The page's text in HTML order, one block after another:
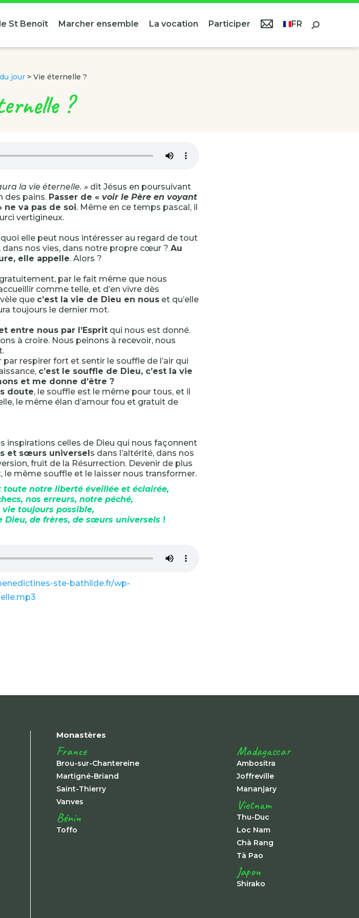
St Benoît Marcher ensemble La vocation Participer FR
jour> Vie éternelle ?
?
la vie éternelle. » dit Jésus en poursuivant
des pains. Passer de « voir le Père en voyant
ne va pas de soi. Même en ce temps pascal, il
vertigineux.
elle peut nous intéresser au regard de tout
nos vies, dans notre propre cœur ? Au
elle appelle. Alors ?
par le fait même que nous
comme telle, et d’en vivre dès
que c’est la vie de Dieu en nous et qu’elle
toujours le dernier mot.
entre nous par l’Esprit qui nous est donné.
à croire. Nous peinons à recevoir, nous
respirer fort et sentir le souffle de l’air qui
c’est le souffle de Dieu, c’est la vie
et me donne d’être ?
doute, le souffle est le même pour tous, et il
le même élan d’amour fou et gratuit de
inspirations celles de Dieu qui nous façonnent
et sœurs universels dans l’altérité, dans nos
fruit de la Résurrection. Devenir de plus
le même souffle et le laisser nous transformer.
toute notre liberté éveillée et éclairée,
nos erreurs, notre péché,
toujours possible,
Dieu, de frères, de sœurs universels !
ste-bathilde.fr/wp-
Monastères
France
Brou-sur-Chantereine
Martigné-Briand
Saint-Thierry
Vanves
Bénin
Toffo
Madagascar
Ambositra
Joffreville
Mananjary
Vietnam
Thu-Duc
Loc Nam
Chà Rang
Tà Pao
Japon
Shirako